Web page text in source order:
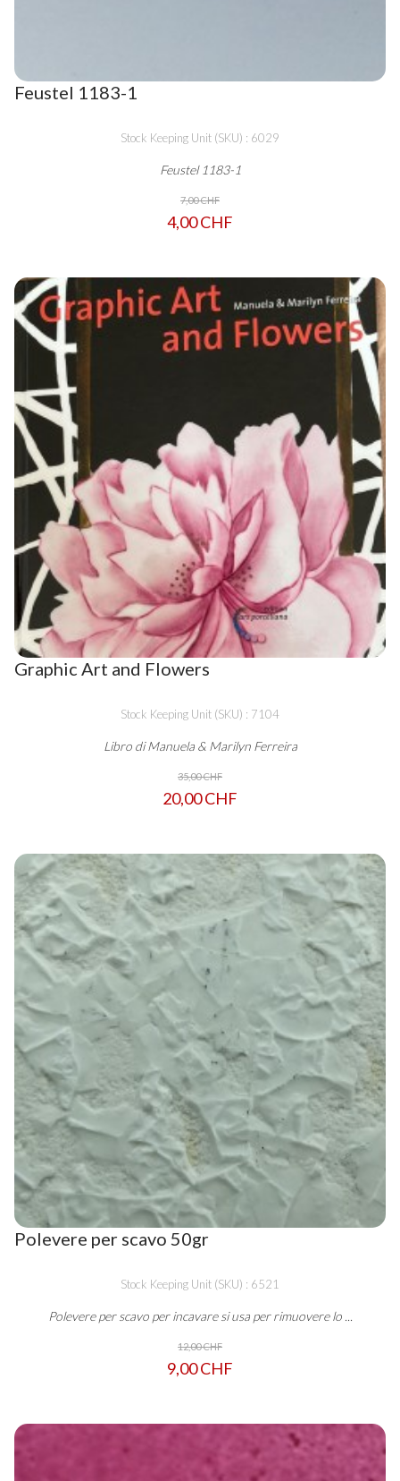
Feustel 1183-1
Stock Keeping Unit (SKU) : 6029
Feustel 1183-1
7,00 CHF
4,00 CHF
Graphic Art and Flowers
Stock Keeping Unit (SKU) : 7104
Libro di Manuela & Marilyn Ferreira
35,00 CHF
20,00 CHF
Polevere per scavo 50gr
Stock Keeping Unit (SKU) : 6521
Polevere per scavo per incavare si usa per rimuovere lo ...
12,00 CHF
9,00 CHF